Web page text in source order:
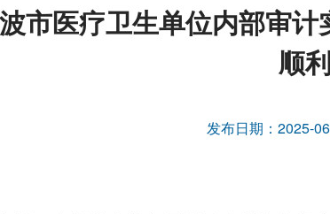
市医疗卫生单位内部审计
顺
发布日期：2025-